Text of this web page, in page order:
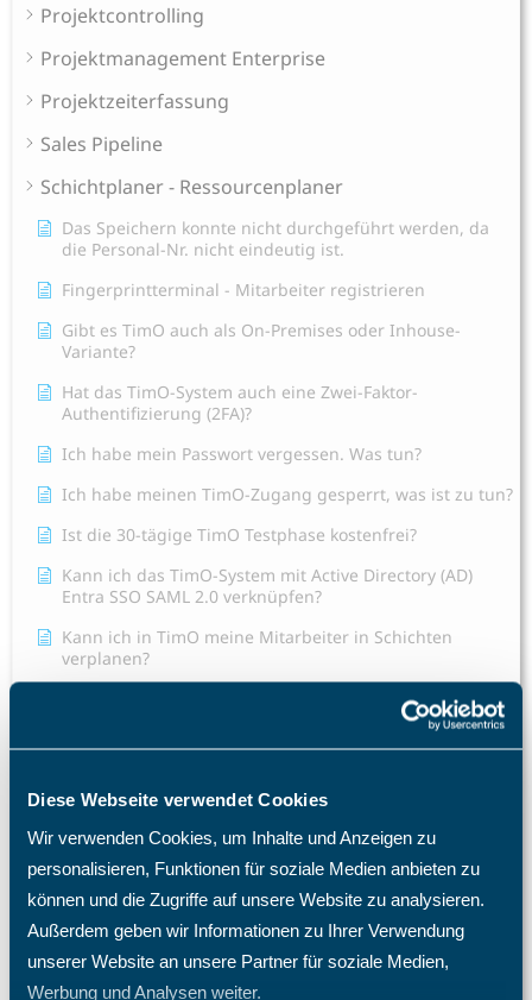
Diese Webseite verwendet Cookies
Wir verwenden Cookies, um Inhalte und Anzeigen zu
personalisieren, Funktionen für soziale Medien anbieten zu
können und die Zugriffe auf unsere Website zu analysieren.
Außerdem geben wir Informationen zu Ihrer Verwendung
unserer Website an unsere Partner für soziale Medien,
Werbung und Analysen weiter.
Projektcontrolling
Projektmanagement Enterprise
Projektzeiterfassung
Sales Pipeline
Schichtplaner - Ressourcenplaner
Das Speichern konnte nicht durchgeführt werden, da
die Personal-Nr. nicht eindeutig ist.
Fingerprintterminal - Mitarbeiter registrieren
Gibt es TimO auch als On-Premises oder Inhouse-
Variante?
Hat das TimO-System auch eine Zwei-Faktor-
Authentifizierung (2FA)?
Ich habe mein Passwort vergessen. Was tun?
Ich habe meinen TimO-Zugang gesperrt, was ist zu tun?
Ist die 30-tägige TimO Testphase kostenfrei?
Kann ich das TimO-System mit Active Directory (AD)
Entra SSO SAML 2.0 verknüpfen?
Kann ich in TimO meine Mitarbeiter in Schichten
verplanen?
Mein Mitarbeiter sieht die Abwesenheitsart Krank nicht,
Schulweg als Arbeitszeit
Tagesübergreifende Zeitbuchungen
Terminal nimmt Fingerabdrücke nicht an
Warum benötige ich eine TimO-Lizenz, wie hoch sind
meine Lizenzkosten und wie erhöhe ich die Anzahl der
Lizenzplätze?